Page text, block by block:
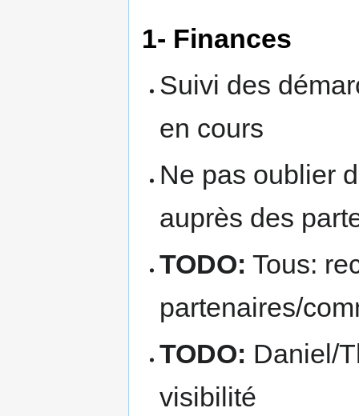
1- Finances
Suivi des
en cours
Ne pas oublier
auprès des
TODO: Tous:
partenaires/
TODO: Daniel/
visibilité